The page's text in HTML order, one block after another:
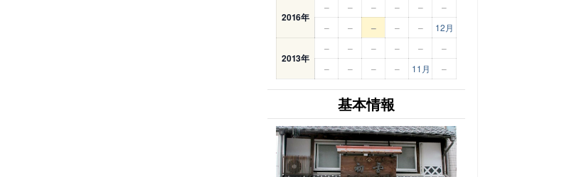
2016年
– – – – –
–
–
– – – – 12月
2013年
– – – – –
–
–
– – – 11月 –
基本情報